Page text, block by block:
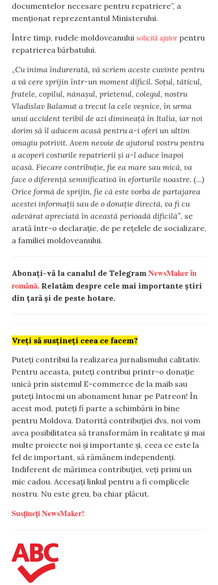
documentelor necesare pentru repatriere”, a
menționat reprezentantul Ministerului.
Între timp, rudele moldoveanului solicită ajutorpentru
repatrierea bărbatului.
„Cu inima îndurerată, vă scriem aceste cuvinte pentru
a vă cere sprijin într-un moment dificil. Soțul, tăticul,
fratele, copilul, nănaşul, prietenul, colegul, nostru
Vladislav Balamut a trecut la cele veșnice, în urma
unui accident teribil de azi dimineață în Italia, iar noi
dorim să îl aducem acasă pentru a-i oferi un ultim
omagiu potrivit. Avem nevoie de ajutorul vostru pentru
a acoperi costurile repatrierii și a-l aduce înapoi
acasă. Fiecare contribuție, fie ea mare sau mică, va
face o diferență semnificativă în eforturile noastre. (…)
Orice formă de sprijin, fie că este vorba de partajarea
acestei informații sau de o donație directă, va fi cu
adevărat apreciată în această perioadă dificilă”, se
arată într-o declarație, de pe rețelele de socializare,
a familiei moldoveanului.
Abonați-vă la canalul de Telegram NewsMaker în
română. Relatăm despre cele mai importante știri
din țară și de peste hotare.
Vreți să susțineți ceea ce facem?
Puteți contribui la realizarea jurnalismului calitativ.
Pentru aceasta, puteți contribui printr-o donație
unică prin sistemul E-commerce de la maib sau
puteți întocmi un abonament lunar pe Patreon! În
acest mod, puteți fi parte a schimbării în bine
pentru Moldova. Datorită contribuției dvs, noi vom
avea posibilitatea să transformăm în realitate și mai
multe proiecte noi și importante și, ceea ce este la
fel de important, să rămânem independenți.
Indiferent de mărimea contribuției, veți primi un
mic cadou. Accesați linkul pentru a fi complicele
nostru. Nu este greu, ba chiar plăcut.
Susțineți NewsMaker!